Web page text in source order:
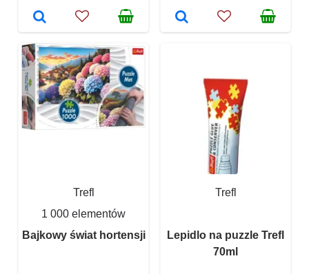
Trefl
1 000 elementów
Bajkowy świat hortensji
Trefl
Lepidlo na puzzle Trefl
70ml